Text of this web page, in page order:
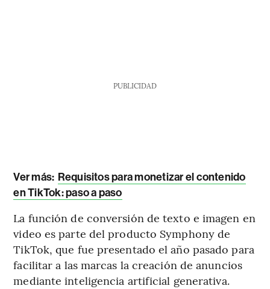
PUBLICIDAD
Ver más: Requisitos para monetizar el contenido
en TikTok: paso a paso
La función de conversión de texto e imagen en
video es parte del producto Symphony de
TikTok, que fue presentado el año pasado para
facilitar a las marcas la creación de anuncios
mediante inteligencia artificial generativa.